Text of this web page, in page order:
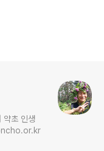
약초 인생